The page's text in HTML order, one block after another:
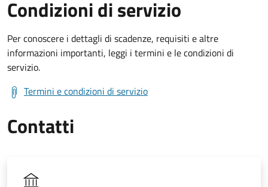
Condizioni di servizio
Per conoscere i dettagli di scadenze, requisiti e altre
informazioni importanti, leggi i termini e le condizioni di
servizio.
Termini e condizioni di servizio
Contatti